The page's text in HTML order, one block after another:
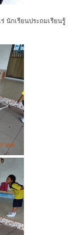
นักเรียนประถมเรียนรูู้